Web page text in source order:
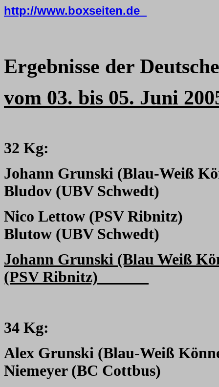
http://www.boxseiten.de
Ergebnisse der
vom 03. bis 05. Juni
32 Kg:
Johann Grunski (Blau-Weiß
Bludov (UBV Schwedt)
Nico Lettow (PSV Ribnitz)
Blutow (UBV Schwedt)
Johann Grunski (Blau Weiß
(PSV Ribnitz)
34 Kg:
Alex Grunski (Blau-Weiß
Niemeyer (BC Cottbus)